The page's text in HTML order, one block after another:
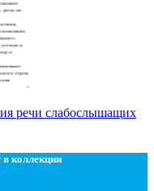
речи слабослышащих
в коллекции